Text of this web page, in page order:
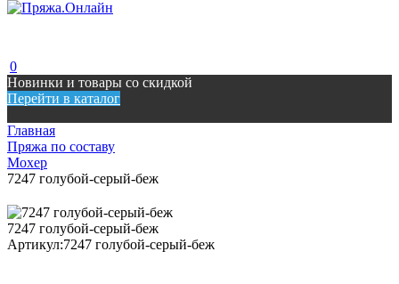
0
Новинки и товары со скидкой
Перейти в каталог
Главная
Пряжа по составу
Мохер
7247 голубой-серый-беж
7247 голубой-серый-беж
Артикул:7247 голубой-серый-беж